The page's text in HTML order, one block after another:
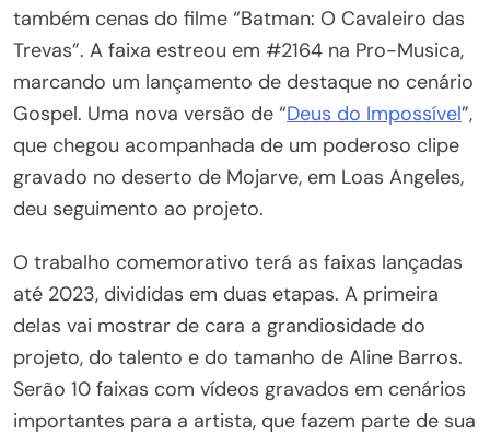
também cenas do filme “Batman: O Cavaleiro das
Trevas”. A faixa estreou em #2164 na Pro-Musica,
marcando um lançamento de destaque no cenário
Gospel. Uma nova versão de “Deus do Impossível”,
que chegou acompanhada de um poderoso clipe
gravado no deserto de Mojarve, em Loas Angeles,
deu seguimento ao projeto.
O trabalho comemorativo terá as faixas lançadas
até 2023, divididas em duas etapas. A primeira
delas vai mostrar de cara a grandiosidade do
projeto, do talento e do tamanho de Aline Barros.
Serão 10 faixas com vídeos gravados em cenários
importantes para a artista, que fazem parte de sua